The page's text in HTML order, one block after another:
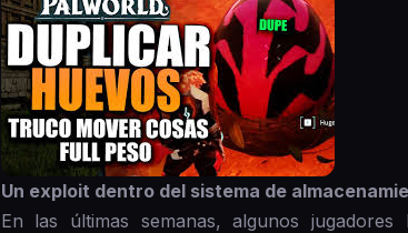
Un exploit dentro del sistema de
En las últimas semanas, algunos